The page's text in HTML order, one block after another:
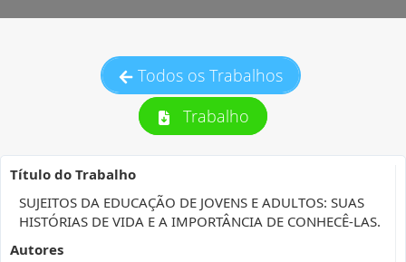
Todos os Trabalhos
Trabalho
Título do Trabalho
SUJEITOS DA EDUCAÇÃO DE JOVENS E ADULTOS: SUAS
HISTÓRIAS DE VIDA E A IMPORTÂNCIA DE CONHECÊ-LAS.
Autores